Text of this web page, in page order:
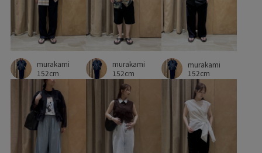
長め丈
murakami
152cm
murakami
152cm
murakami
152cm